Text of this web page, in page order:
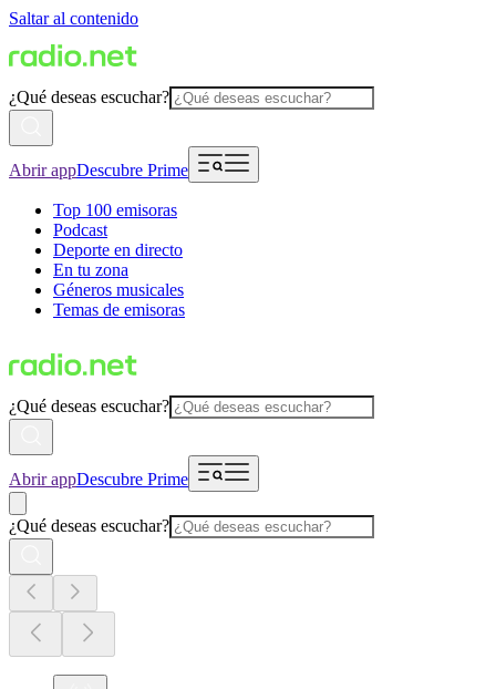
Saltar al contenido
¿Qué deseas escuchar?
Abrir appDescubre Prime
Top 100 emisoras
Podcast
Deporte en directo
En tu zona
Géneros musicales
Temas de emisoras
¿Qué deseas escuchar?
Abrir appDescubre Prime
¿Qué deseas escuchar?